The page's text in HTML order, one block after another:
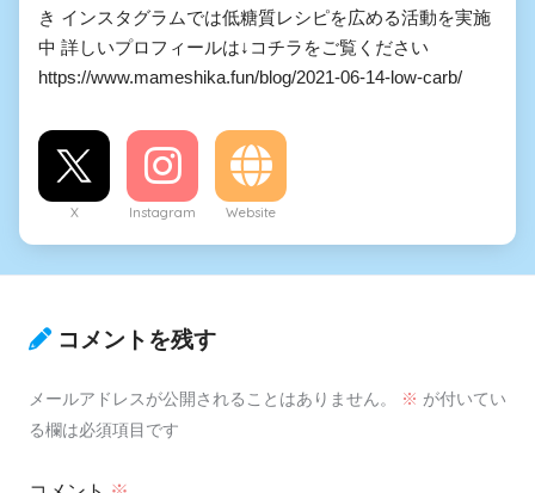
き インスタグラムでは低糖質レシピを広める活動を実施
中 詳しいプロフィールは↓コチラをご覧ください
https://www.mameshika.fun/blog/2021-06-14-low-carb/
X Instagram Website
コメントを残す
メールアドレスが公開されることはありません。 ※ が付いてい
る欄は必須項目です